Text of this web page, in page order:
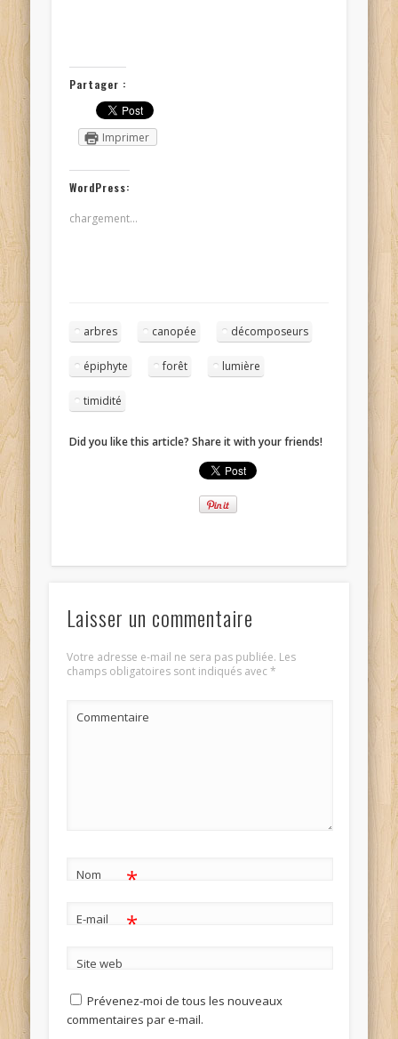
Partager :
Imprimer
WordPress:
chargement…
arbres canopée décomposeurs
épiphyte forêt lumière
timidité
Did you like this article? Share it with your friends!
Laisser un commentaire
Votre adresse e-mail ne sera pas publiée. Les
champs obligatoires sont indiqués avec*
Commentaire
Nom *
E-mail *
Site web
Prévenez-moi de tous les nouveaux
commentaires par e-mail.